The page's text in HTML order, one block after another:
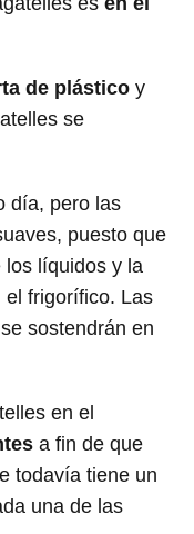
de plástico y
se
día, pero las
puesto que
los líquidos y la
el frigorífico. Las
sostendrán en
en el
a fin de que
todavía tiene un
una de las